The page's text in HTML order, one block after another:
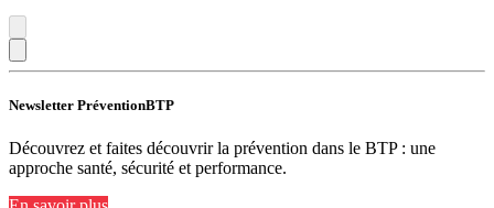
Newsletter PréventionBTP
Découvrez et faites découvrir la prévention dans le BTP : une
approche santé, sécurité et performance.